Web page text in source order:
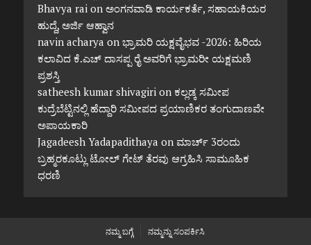
Bhavya raion ಅಂಗನವಾಡಿ ಕಾರ್ಯಕರ್ತೆ, ಸಹಾಯಕಿಯರ
ಹುದ್ದೆ, ಅರ್ಜಿ ಆಹ್ವಾನ
navin acharya on ಭ್ರಾಮರಿ ಯಕ್ಷವೈಭವ -2026: ಹಿರಿಯ
ಕಲಾವಿದ ಕೆ.ಎಚ್ ದಾಸಪ್ಪ ರೈ ಅವರಿಗೆ ಭ್ರಾಮರೀ ಯಕ್ಷಮಣಿ
ಪ್ರಶಸ್ತಿ
satheesh kumar shivagirion ಕಲ್ಲಡ್ಕ ಸಮೀಪ
ಕುದ್ರೆಬೆಟ್ಟಿನಲ್ಲಿ ಹೆದ್ದಾರಿ ಸಮೀಪದ ಪ್ರಯಾಣಿಕರ ತಂಗುದಾಣವೇ
ಅಪಾಯಕಾರಿ
Jagadeesh Yadapadithaya on ಮಾರ್ಚ್ 3ರಂದು
ಬ್ರಹ್ಮರಕೂಟ್ಲು ಟೋಲ್ ಗೇಟ್ ತೆರವು ಆಗ್ರಹಿಸಿ ಸಾಮೂಹಿಕ
ಧರಣಿ
ನಮ್ಮ ಬಗ್ಗೆ ನಮ್ಮನ್ನು ಸಂಪರ್ಕಿಸಿ